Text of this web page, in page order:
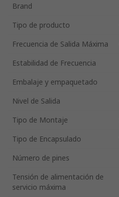
Brand
Tipo de producto
Frecuencia de Salida Máxima
Estabilidad de Frecuencia
Embalaje y empaquetado
Nivel de Salida
Tipo de Montaje
Tipo de Encapsulado
Número de pines
Tensión de alimentación de
servicio máxima